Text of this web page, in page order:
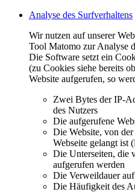
Analyse des Surfverhaltens
Wir nutzen auf unserer
Tool Matomo zur Analyse
Die Software setzt ein
(zu Cookies siehe bereits
Website aufgerufen, so
Zwei Bytes der IP-
des Nutzers
Die aufgerufene
Die Website, von
Webseite gelangt ist
Die Unterseiten, die
aufgerufen werden
Die Verweildauer
Die Häufigkeit des